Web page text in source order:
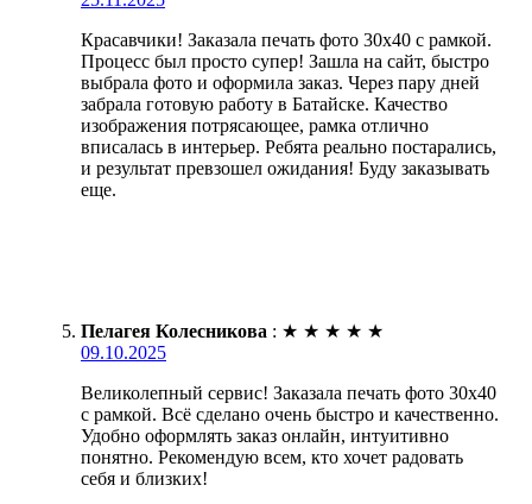
Красавчики! Заказала печать фото 30х40 с рамкой.
Процесс был просто супер! Зашла на сайт, быстро
выбрала фото и оформила заказ. Через пару дней
забрала готовую работу в Батайске. Качество
изображения потрясающее, рамка отлично
вписалась в интерьер. Ребята реально постарались,
и результат превзошел ожидания! Буду заказывать
еще.
Пелагея Колесникова : ★ ★ ★ ★ ★
09.10.2025
Великолепный сервис! Заказала печать фото 30х40
с рамкой. Всё сделано очень быстро и качественно.
Удобно оформлять заказ онлайн, интуитивно
понятно. Рекомендую всем, кто хочет радовать
себя и близких!